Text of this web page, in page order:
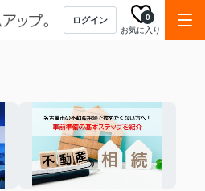
ログイン
お気に入り
0